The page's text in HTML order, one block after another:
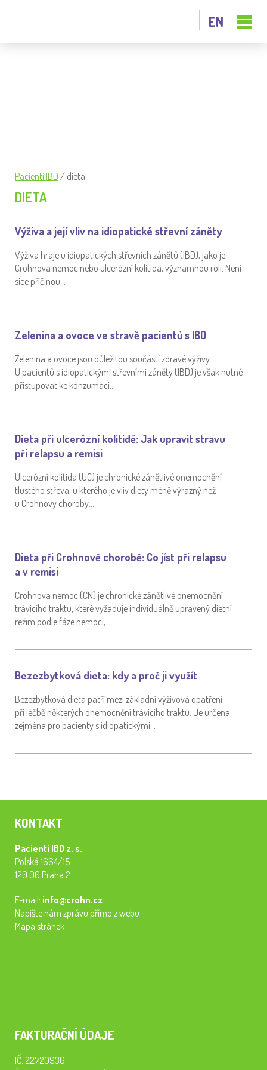
EN
Pacienti IBD / dieta
DIETA
Výživa a její vliv na idiopatické střevní záněty
Výživa hraje u idiopatických střevních zánětů (IBD), jako je
Crohnova nemoc nebo ulcerózní kolitida, významnou roli. Není
sice příčinou…
Zelenina a ovoce ve stravě pacientů s IBD
Zelenina a ovoce jsou důležitou součástí zdravé výživy.
U pacientů s idiopatickými střevními záněty (IBD) je však nutné
přistupovat ke konzumaci…
Dieta při ulcerózní kolitidě: Jak upravit stravu
při relapsu a remisi
Ulcerózní kolitida (UC) je chronické zánětlivé onemocnění
tlustého střeva, u kterého je vliv diety méně výrazný než
u Crohnovy choroby….
Dieta při Crohnově chorobě: Co jíst při relapsu
a v remisi
Crohnova nemoc (CN) je chronické zánětlivé onemocnění
trávicího traktu, které vyžaduje individuálně upravený dietní
režim podle fáze nemoci,…
Bezezbytková dieta: kdy a proč ji využít
Bezezbytková dieta patří mezi základní výživová opatření
při léčbě některých onemocnění trávicího traktu. Je určena
zejména pro pacienty s idiopatickými…
KONTAKT
Pacienti IBD z. s.
Polská 1664/15
120 00 Praha 2
E-mail: info@crohn.cz
Napište nám zprávu přímo z webu
Mapa stránek
FAKTURAČNÍ ÚDAJE
IČ: 22720936